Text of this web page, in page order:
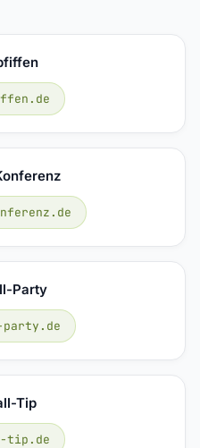
Party
Tip
tip.de